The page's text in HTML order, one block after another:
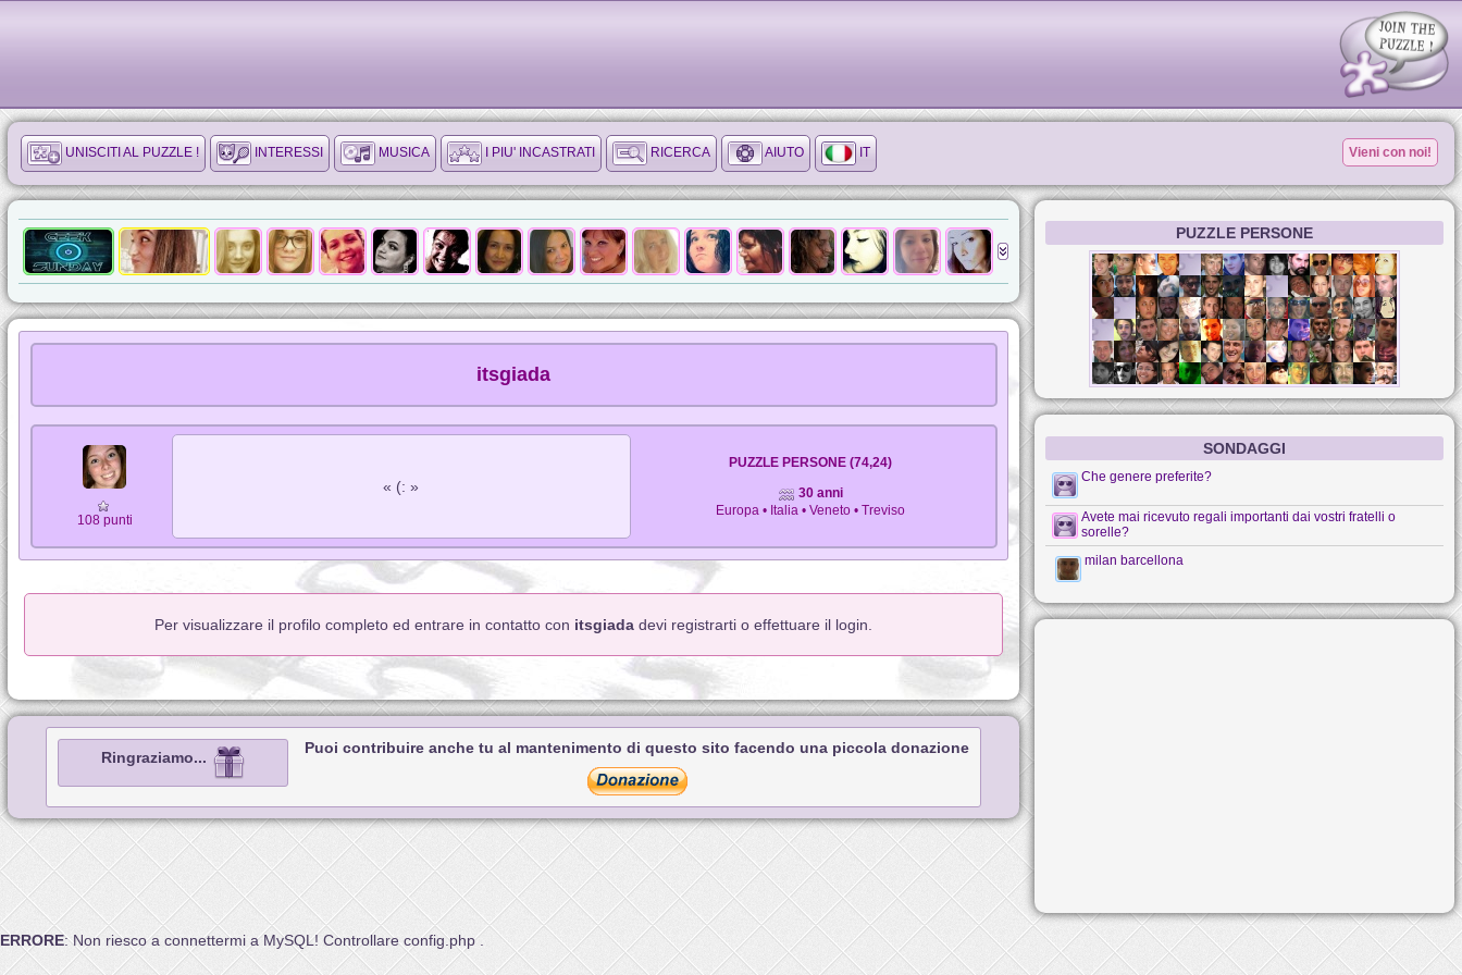
UNISCITI AL PUZZLE ! INTERESSI MUSICA I PIU' INCASTRATI RICERCA AIUTO IT Vieni con noi!
itsgiada
108 punti
« (: »
PUZZLE PERSONE (74,24)
30 anni
Europa • Italia • Veneto • Treviso
Per visualizzare il profilo completo ed entrare in contatto con itsgiada devi registrarti o effettuare il login.
Ringraziamo...
Puoi contribuire anche tu al mantenimento di questo sito facendo una piccola donazione
PUZZLE PERSONE
SONDAGGI
Che genere preferite?
Avete mai ricevuto regali importanti dai vostri fratelli o
sorelle?
milan barcellona
ERRORE: Non riesco a connettermi a MySQL! Controllare config.php .